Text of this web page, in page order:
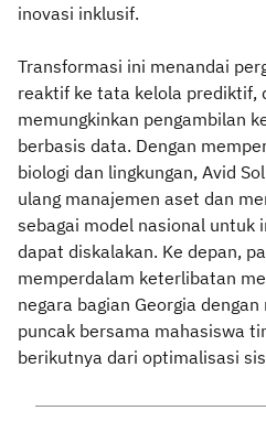
inovasi inklusif.
Transformasi ini menandai
reaktif ke tata kelola prediktif,
memungkinkan pengambilan
berbasis data. Dengan
biologi dan lingkungan, Avid
ulang manajemen aset dan
sebagai model nasional untuk
dapat diskalakan. Ke depan,
memperdalam keterlibatan
negara bagian Georgia
puncak bersama mahasiswa
berikutnya dari optimalisasi